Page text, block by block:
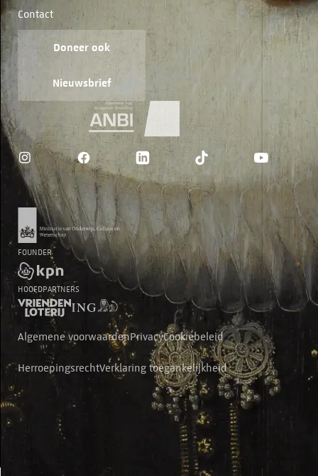
Contact
Doneer ook
Nieuwsbrief
FOUNDER
HOOFDPARTNERS
Algemene voorwaardenPrivacyCookiebeleid
HerroepingsrechtVerklaring toegankelijkheid